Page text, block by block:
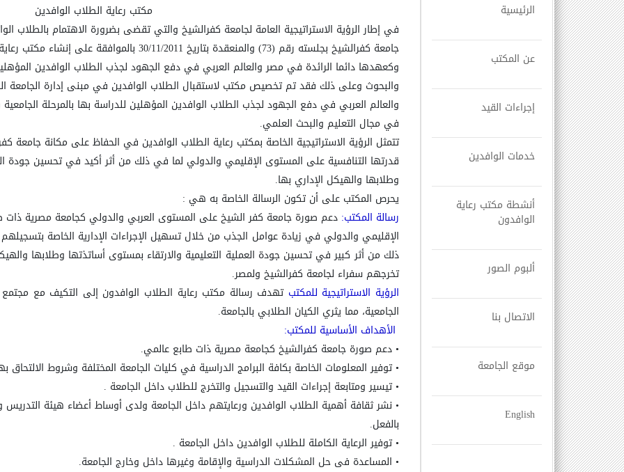
الرئيسية
عن المكتب
إجراءات القيد
خدمات الوافدين
أنشطة مكتب رعاية
الوافدون
ألبوم الصور
الاتصال بنا
موقع الجامعة
English
مكتب رعاية الطلاب الوافدين
في إطار الرؤية الاستراتيجية العامة لجامعة كفرالشيخ والتي تقضى بضرورة الاهتمام بالطلاب
جامعة كفرالشيخ بجلسته رقم (73) والمنعقدة بتاريخ 30/
وكعهدها دائما الرائدة في مصر والعالم العربي في دفع الجهود لجذب الطلاب الوافدين
والبحوث وعلى ذلك فقد تم تخصيص مكتب لاستقبال الطلاب الوافدين في مبنى إدارة الجامعة
والعالم العربي في دفع الجهود لجذب الطلاب الوافدين المؤهلين للدراسة بها بالمرحلة الجامعية
في مجال التعليم والبحث العلمي.
تتمثل الرؤية الاستراتيجية الخاصة بمكتب رعاية الطلاب الوافدين في الحفاظ على مكانة جامعة
قدرتها التنافسية على المستوى الإقليمي والدولي لما في ذلك من أثر أكيد في تحسين جودة
وطلابها والهيكل الإداري بها.
يحرص المكتب على أن تكون الرسالة الخاصة به هي :
رسالة المكتب: دعم صورة جامعة كفر الشيخ على المستوى العربي والدولي كجامعة مصرية ذات
الإقليمي والدولي في زيادة عوامل الجذب من خلال تسهيل الإجراءات الإدارية الخاصة
ذلك من أثر كبير في تحسين جودة العملية التعليمية والارتقاء بمستوى أساتذتها وطلابها
تخرجهم سفراء لجامعة كفرالشيخ ولمصر.
الرؤية الاستراتيجية للمكتب تهدف رسالة مكتب رعاية الطلاب الوافدون إلى التكيف مع
الجامعية، مما يثري الكيان الطلابي بالجامعة.
الأهداف الأساسية للمكتب:
•دعم صورة جامعة كفرالشيخ كجامعة مصرية ذات طابع عالمي.
•توفير المعلومات الخاصة بكافة البرامج الدراسية في كليات الجامعة المختلفة وشروط الالتحاق
•تيسير ومتابعة إجراءات القيد والتسجيل والتخرج للطلاب داخل الجامعة .
• نشر ثقافة أهمية الطلاب الوافدين ورعايتهم داخل الجامعة ولدى أوساط أعضاء هيئة التدريس
بالفعل.
•توفير الرعاية الكاملة للطلاب الوافدين داخل الجامعة .
• المساعدة فى حل المشكلات الدراسية والإقامة وغيرها داخل وخارج الجامعة.